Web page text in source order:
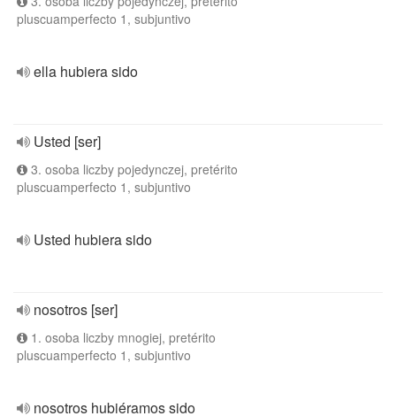
pluscuamperfecto 1, subjuntivo
ella hubiera sido
Usted [ser]
3. osoba liczby pojedynczej, pretérito
pluscuamperfecto 1, subjuntivo
Usted hubiera sido
nosotros [ser]
1. osoba liczby mnogiej, pretérito
pluscuamperfecto 1, subjuntivo
nosotros hubiéramos sido